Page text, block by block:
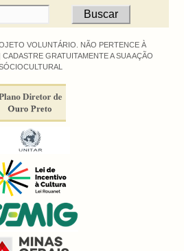
VOLUNTÁRIO. NÃO PERTENCE À
CADASTRE GRATUITAMENTE A SUA AÇÃO